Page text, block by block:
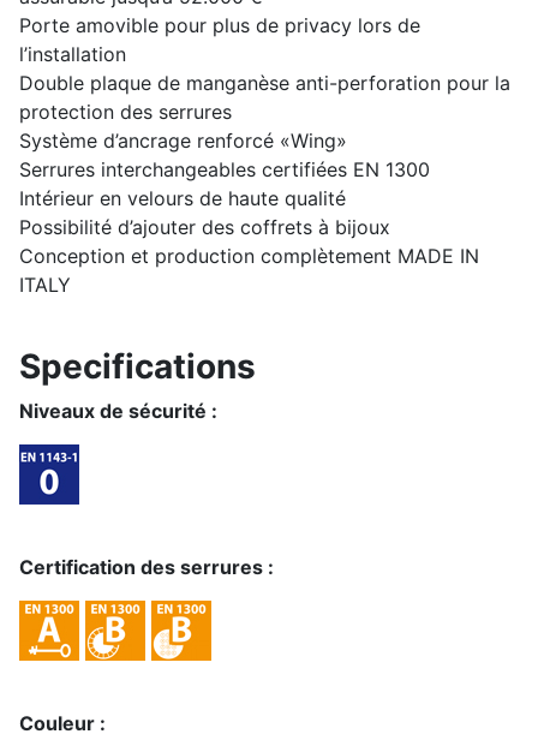
Porte amovible pour plus de privacy lors de
l’installation
Double plaque de manganèse anti-perforation pour la
protection des serrures
Système d’ancrage renforcé «Wing»
Serrures interchangeables certifiées EN 1300
Intérieur en velours de haute qualité
Possibilité d’ajouter des coffrets à bijoux
Conception et production complètement MADE IN
ITALY
Specifications
Niveaux de sécurité :
Certification des serrures :
Couleur :